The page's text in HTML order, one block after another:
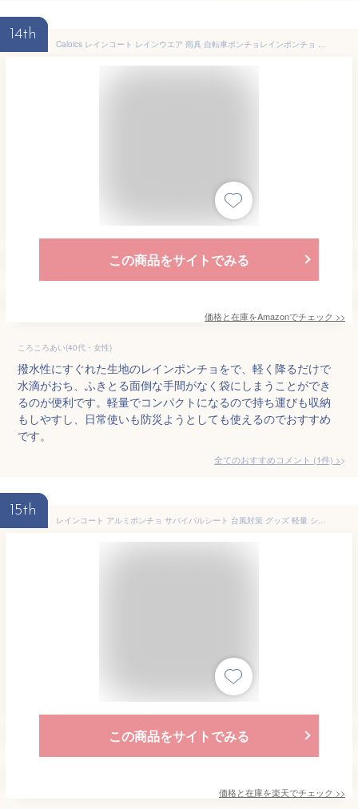
14th
Caloics レインコート レインウエア 雨具 自転車ポンチョレインポンチョ 軽量レインコート オシャレレインコート 男女通用レインコート 通学 通勤 旅行 撥水 速乾 収納便利なレインコート 速乾レインコート (ベージュと青い ジオメトリの合わせ)
この商品をサイトでみる
価格と在庫をAmazonでチェック >>
ころころあい(40代・女性)
撥水性にすぐれた生地のレインポンチョをで、軽く降るだけで
水滴がおち、ふきとる面倒な手間がなく袋にしまうことができ
るのが便利です。軽量でコンパクトになるので持ち運びも収納
もしやすし、日常使いも防災ようとしても使えるのでおすすめ
です。
全てのおすすめコメント (1件) >
15th
レインコート アルミポンチョ サバイバルシート 台風対策 グッズ 軽量 シュラフ エマージェンシー 防災 男女兼用 ポンチョ型 100*130cm マウンテニアリングバックル 防水 携帯便利 ポンチョタイプ フード付き 屋外 緑 オレンジ 防災アイテム アウトドア
この商品をサイトでみる
価格と在庫を楽天でチェック >>